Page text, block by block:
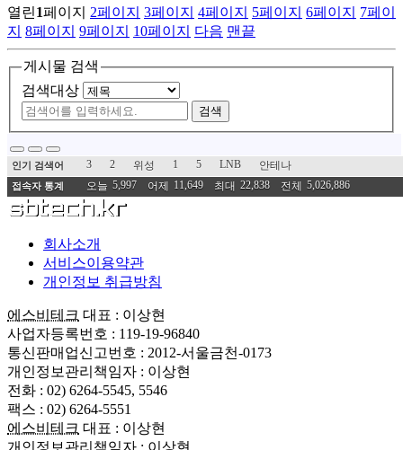
열린1페이지 2페이지 3페이지 4페이지 5페이지 6페이지 7페이
지 8페이지 9페이지 10페이지 다음 맨끝
게시물 검색
검색대상
검색
인기 검색어 3 2 위성 1 5 LNB 안테나
접속자 통계 오늘 5,997 어제 11,649 최대 22,838 전체 5,026,886
회사소개
서비스이용약관
개인정보 취급방침
에스비테크 대표 : 이상현
사업자등록번호 : 119-19-96840
통신판매업신고번호 : 2012-서울금천-0173
개인정보관리책임자 : 이상현
전화 : 02) 6264-5545, 5546
팩스 : 02) 6264-5551
에스비테크 대표 : 이상현
개인정보관리책임자 : 이상현